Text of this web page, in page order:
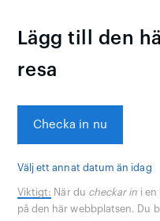
Lägg till den
resa
Checka in nu
Välj ett annat datum än idag
Viktigt: När du checkar in i en
på den här webbplatsen. Du